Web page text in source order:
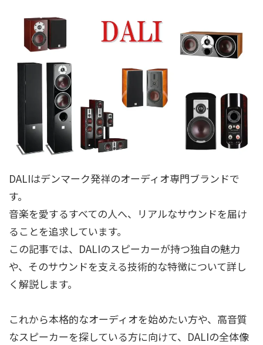
DALIはデンマーク発祥のオーディオ専門ブランドで
す。
音楽を愛するすべての人へ、リアルなサウンドを届け
ることを追求しています。
この記事では、DALIのスピーカーが持つ独自の魅力
や、そのサウンドを支える技術的な特徴について詳し
く解説します。
これから本格的なオーディオを始めたい方や、高音質
なスピーカーを探している方に向けて、DALIの全体像